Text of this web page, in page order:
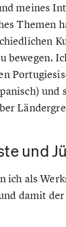
meines
Themen
bewegen.
und
und
ich als
damit